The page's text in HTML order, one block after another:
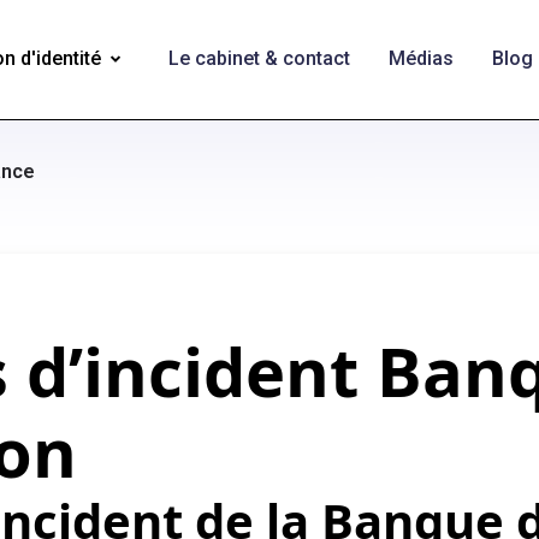
d'identité Le cabinet & contact Médias Blog
de la Banque